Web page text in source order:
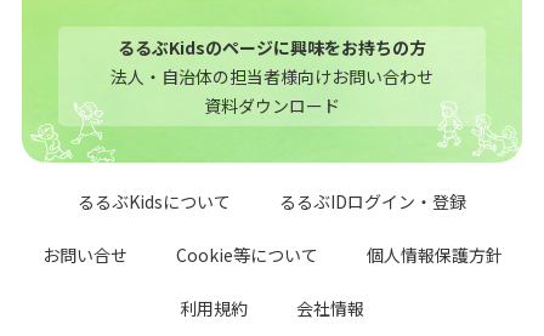
るるぶKidsのページに興味をお持ちの方
法人・自治体の担当者様向けお問い合わせ
資料ダウンロード
るるぶKidsについて るるぶIDログイン・登録
お問い合せ Cookie等について 個人情報保護方針
利用規約 会社情報